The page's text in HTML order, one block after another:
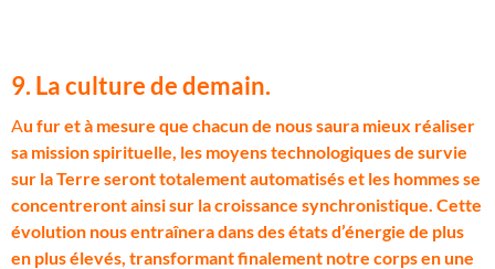
9. La culture de demain.
Au fur et à mesure que chacun de nous saura mieux réaliser
sa mission spirituelle, les moyens technologiques de survie
sur la Terre seront totalement automatisés et les hommes se
concentreront ainsi sur la croissance synchronistique. Cette
évolution nous entraînera dans des états d’énergie de plus
en plus élevés, transformant finalement notre corps en une